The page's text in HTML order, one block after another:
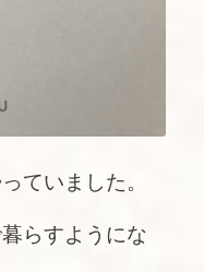
ていました。
らすようにな